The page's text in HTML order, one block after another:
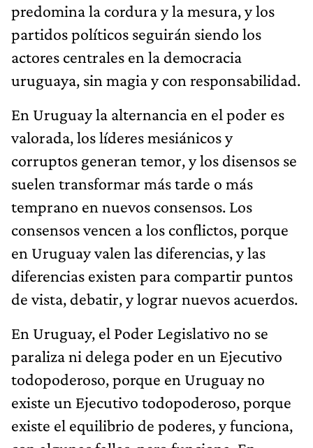
predomina la cordura y la mesura, y los
partidos políticos seguirán siendo los
actores centrales en la democracia
uruguaya, sin magia y con responsabilidad.
En Uruguay la alternancia en el poder es
valorada, los líderes mesiánicos y
corruptos generan temor, y los disensos se
suelen transformar más tarde o más
temprano en nuevos consensos. Los
consensos vencen a los conflictos, porque
en Uruguay valen las diferencias, y las
diferencias existen para compartir puntos
de vista, debatir, y lograr nuevos acuerdos.
En Uruguay, el Poder Legislativo no se
paraliza ni delega poder en un Ejecutivo
todopoderoso, porque en Uruguay no
existe un Ejecutivo todopoderoso, porque
existe el equilibrio de poderes, y funciona,